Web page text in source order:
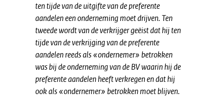
ten tijde van de uitgifte van de preferente
aandelen een onderneming moet drijven. Ten
tweede wordt van de verkrijger geëist dat hij ten
tijde van de verkrijging van de preferente
aandelen reeds als «ondernemer» betrokken
was bij de onderneming van de BV waarin hij de
preferente aandelen heeft verkregen en dat hij
ook als «ondernemer» betrokken moet blijven.